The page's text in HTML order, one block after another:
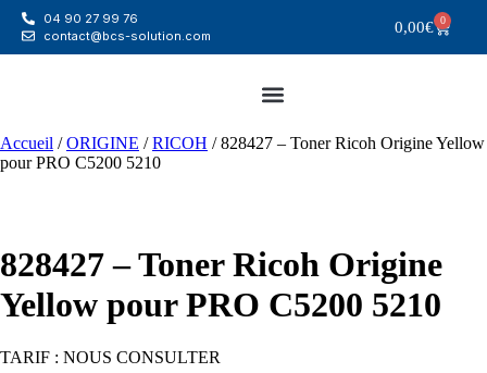
04 90 27 99 76
contact@bcs-solution.com
0,00€ 0
Accueil /ORIGINE /RICOH / 828427 – Toner Ricoh Origine Yellow
pour PRO C5200 5210
828427 – Toner Ricoh Origine
Yellow pour PRO C5200 5210
TARIF : NOUS CONSULTER